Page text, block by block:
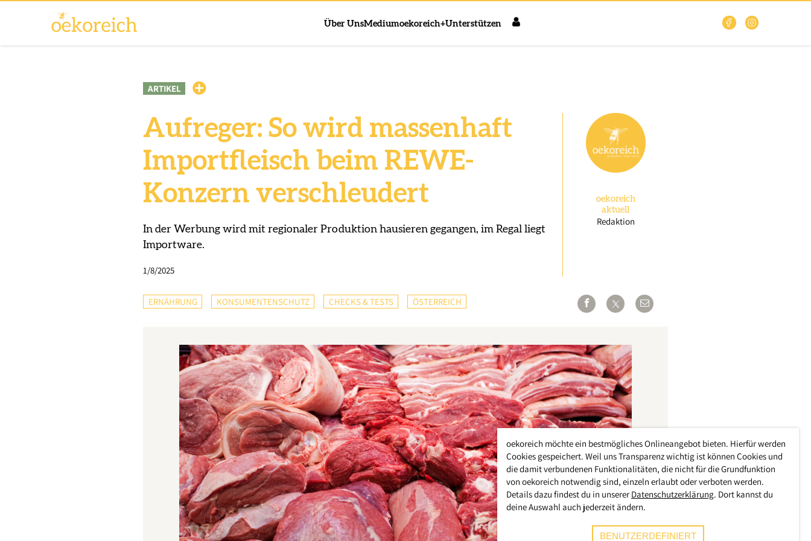
Über UnsMediumoekoreich+Unterstützen
ARTIKEL
Aufreger: So wird massenhaft
Importfleisch beim REWE-
Konzern verschleudert
In der Werbung wird mit regionaler Produktion hausieren gegangen, im Regal liegt
Importware.
1/8/2025
oekoreich
aktuell
Redaktion
ERNÄHRUNG KONSUMENTENSCHUTZ CHECKS & TESTS ÖSTERREICH
oekoreich möchte ein bestmögliches Onlineangebot bieten. Hierfür werden
Cookies gespeichert. Weil uns Transparenz wichtig ist können Cookies und
die damit verbundenen Funktionalitäten, die nicht für die Grundfunktion
von oekoreich notwendig sind, einzeln erlaubt oder verboten werden.
Details dazu findest du in unserer Datenschutzerklärung. Dort kannst du
deine Auswahl auch jederzeit ändern.
BENUTZERDEFINIERT